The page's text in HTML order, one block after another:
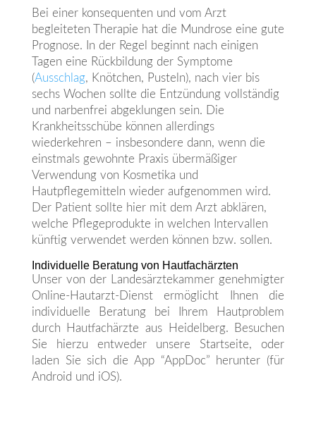
Bei einer konsequenten und vom Arzt
begleiteten Therapie hat die Mundrose eine gute
Prognose. In der Regel beginnt nach einigen
Tagen eine Rückbildung der Symptome
(Ausschlag, Knötchen, Pusteln), nach vier bis
sechs Wochen sollte die Entzündung vollständig
und narbenfrei abgeklungen sein. Die
Krankheitsschübe können allerdings
wiederkehren – insbesondere dann, wenn die
einstmals gewohnte Praxis übermäßiger
Verwendung von Kosmetika und
Hautpflegemitteln wieder aufgenommen wird.
Der Patient sollte hier mit dem Arzt abklären,
welche Pflegeprodukte in welchen Intervallen
künftig verwendet werden können bzw. sollen.
Individuelle Beratung von Hautfachärzten
Unser von der Landesärztekammer genehmigter
Online-Hautarzt-Dienst ermöglicht Ihnen die
individuelle Beratung bei Ihrem Hautproblem
durch Hautfachärzte aus Heidelberg. Besuchen
Sie hierzu entweder unsere Startseite, oder
laden Sie sich die App “AppDoc” herunter (für
Android und iOS).